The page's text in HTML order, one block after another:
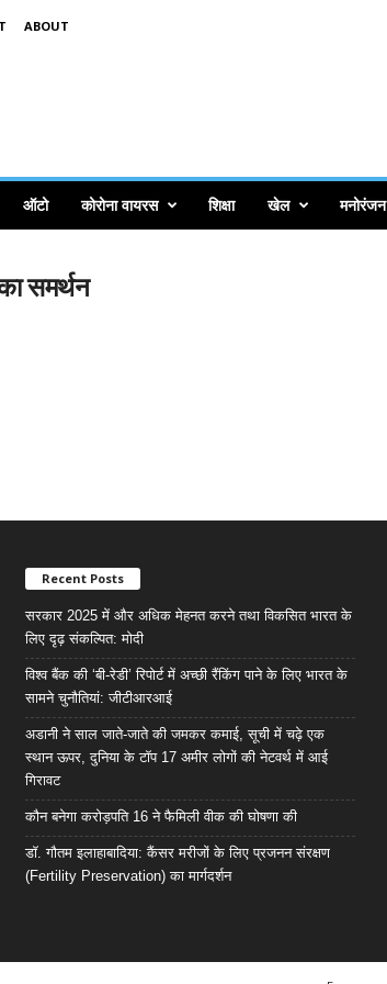
ABOUT
ऑटो कोरोना वायरस शिक्षा खेल मनोरंजन
समर्थन
Recent Posts
सरकार 2025 में और अधिक मेहनत करने तथा विकसित भारत के
लिए दृढ़ संकल्पित: माेदी
विश्व बैंक की ‘बी-रेडी’ रिपोर्ट में अच्छी रैंकिंग पाने के लिए भारत के
सामने चुनौतियां: जीटीआरआई
अडानी ने साल जाते-जाते की जमकर कमाई, सूची में चढ़े एक
स्थान ऊपर, दुनिया के टॉप 17 अमीर लोगों की नेटवर्थ में आई
गिरावट
कौन बनेगा करोड़पति 16 ने फैमिली वीक की घोषणा की
डॉ. गौतम इलाहाबादिया: कैंसर मरीजों के लिए प्रजनन संरक्षण
(Fertility Preservation) का मार्गदर्शन